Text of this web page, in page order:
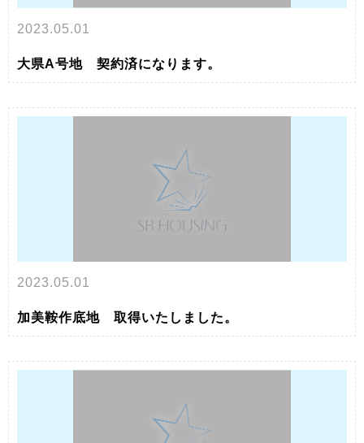
2023.05.01
大県A号地 契約済になります。
2023.05.01
加美鞍作底地 取得いたしました。